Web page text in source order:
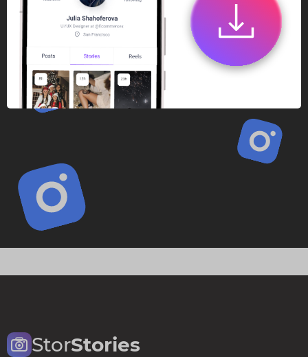
Перейти к боту
StorStories